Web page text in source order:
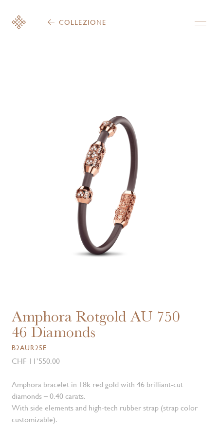
COLLEZIONE
Amphora Rotgold AU 750
46 Diamonds
B2AUR25E
CHF 11’550.00
Amphora bracelet in 18k red gold with 46 brilliant-cut
diamonds – 0.40 carats.
With side elements and high-tech rubber strap (strap color
customizable).